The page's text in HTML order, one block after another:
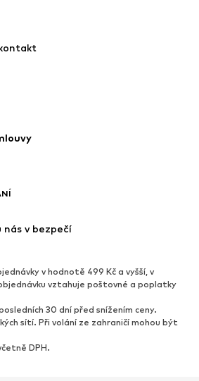
Oblíbené
Kozačky
nás v bezpečí
v hodnotě 499 Kč a vyšší, v
vztahuje poštovné a poplatky
30 dní před snížením ceny.
sítí. Při volání ze zahraničí mohou být
DPH.